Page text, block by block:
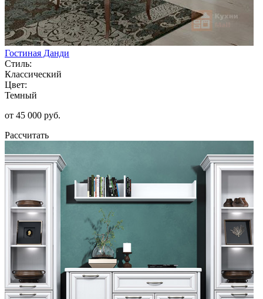
Гостиная Данди
Стиль:
Классический
Цвет:
Темный
от 45 000 руб.
Рассчитать